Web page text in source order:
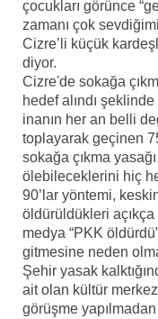
çocukları görünce
zamanı çok
Cizre’li küçük
diyor.
Cizre'de sokağa
hedef alındı
inanın her an belli
toplayarak geçinen
sokağa çıkma
ölebileceklerini hiç
90’lar yöntemi,
öldürüldükleri
medya “PKK
gitmesine neden
Şehir yasak
ait olan kültür
görüşme